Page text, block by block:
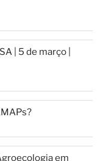
| 5 de março |
em